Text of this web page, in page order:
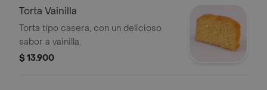
Torta Vainilla
Torta tipo casera, con un delicioso
sabor a vainilla.
$ 13.900